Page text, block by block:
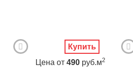
Цена от 490 руб.м2
Купить